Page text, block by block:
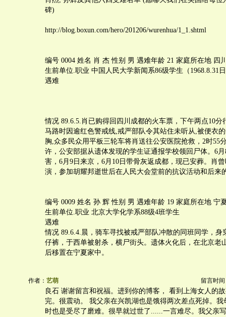
碑)
http://blog.boxun.com/hero/201206/wurenhua/1_1.shtml
编号 0004 姓名 肖 杰 性别 男 遇难年龄 21 家庭所在地 四
生前单位.职业 中国人民大学新闻系86级学生（1968.8.31
遇难
情况 89.6.5.肖已购得回四川成都的火车票，下午两点10分
马路时因逾红色警戒线,戒严部队令其站住未听从,被便衣
胸,众多民众用平板三轮车将肖送往公安医院抢救，2时55
许，公安部据从遗体发现的学生证通报学校领回尸体。6
害，6月9日来京，6月10日带骨灰返成都，现已安葬。肖
演，参加胡耀邦逝世后在人民大会堂前的抗议活动和后来
编号 0009 姓名 孙 辉 性别 男 遇难年龄 19 家庭所在地 宁
生前单位.职业 北京大学化学系88级4班学生
遇难
情况 89.6.4.晨，骑车寻找被戒严部队冲散的同班同学，身
仔裤，于西单被射杀，横尸街头。遗体火化后，在北京老
后移置在宁夏家中。
作者： 艺萌 留言时间
良石 谢谢留言和祝福。进到你的博客， 看到上海女人的
完。很震动。 我父亲在兴凯湖也是饿得两次差点死掉。
时也是受尽了磨难。很早就过世了......一言难尽。我父亲